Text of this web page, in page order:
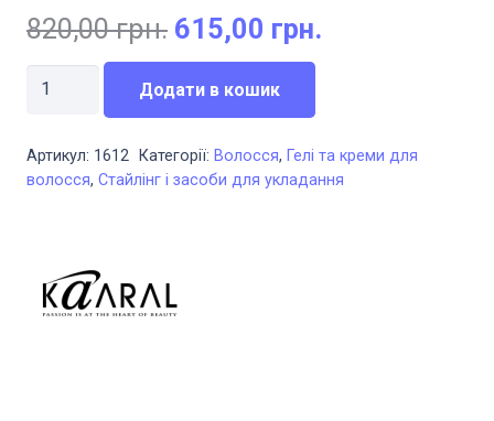
820,00грн. Оригінальна
ціна:
820,00 грн..
615,00 грн.
INSTA-
для
150
Додати в кошик
Артикул: 1612 Категорії: Волосся, Гелі та креми для
волосся, Стайлінг і засоби для укладання